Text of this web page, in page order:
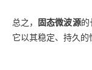
总之， 固态微波源的
它以其稳定、持久的